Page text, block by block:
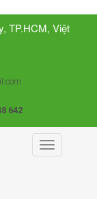
TP.HCM, Việt
642
Toggle
navigation